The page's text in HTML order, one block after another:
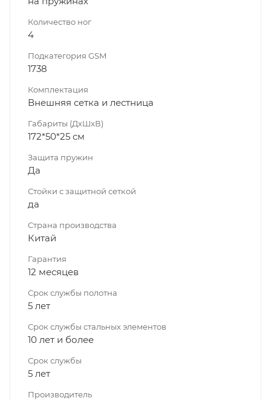
Количество ног
4
Подкатегория GSM
1738
Комплектация
Внешняя сетка и лестница
Габариты (ДхШхВ)
172*50*25 см
Защита пружин
Да
Стойки с защитной сеткой
да
Страна производства
Китай
Гарантия
12 месяцев
Срок службы полотна
5 лет
Срок службы стальных элементов
10 лет и более
Срок службы
5 лет
Производитель